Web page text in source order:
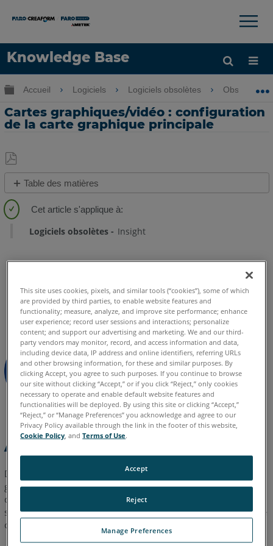
Knowledge Base
LANGUE
×
Développer/réduire la hiérarchie globale
Accueil Logiciels Logiciels obsolètes Obsolètes-
Cartes graphiques/vidéo : configuration
de la carte graphique principale
Enregistrer
en
tant
que
Table des matières
Windows
Définir
la
carte
graphique
dans
le
BIOS
du
système
Ordinateurs
HP
les
hybrides
G5)
Logiciels obsolètes Insight
allemand anglais chinois coréen espagnol français
italien
japonais portugais
Aperçu
De nombreux ordinateurs sont dotés de deux cartes
graphiques : une intégrée et une dédiée. Des problèmes
d’affichage graphiques peuvent survenir avec le logiciel FARO
si la carte intégrée n’est pas activée/désactivée comme indiqué
ci-dessous.
This site uses cookies, pixels, and similar tools (“cookies”), some of which
are provided by third parties, to enable website features and
functionality; measure, analyze, and improve site performance; enhance
user experience; record user sessions and interactions; personalize
content; and support our advertising and marketing. We and our third-
party vendors may monitor, record, and access information and data,
including device data, IP address and online identifiers, referring URLs
and other browsing information, for these and similar purposes. By
clicking Accept, you agree to such purposes. If you continue to browse
our site without clicking “Accept,” or if you click “Reject,” only cookies
necessary to operate and enable default website features and
functionalities will be deployed. By using this site or clicking “Accept,”
“Reject,” or “Manage Preferences” you acknowledge and agree to our
Privacy Policy available through the link in the footer of this website,
Cookie Policy , andTerms of Use.
Manage Preferences
Reject
Accept